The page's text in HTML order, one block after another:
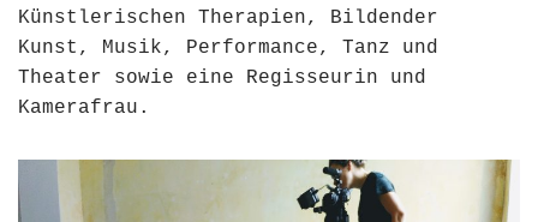
Künstlerischen Therapien, Bildender
Kunst, Musik, Performance, Tanz und
Theater sowie eine Regisseurin und
Kamerafrau.